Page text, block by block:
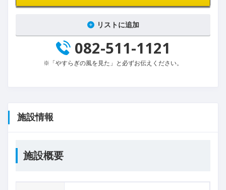
リストに追加
082-511-1121
※「やすらぎの風を見た」と必ずお伝えください。
施設情報
施設概要